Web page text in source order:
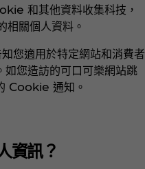
和其他資料收集科技，
相關個人資料。
您適用於特定網站和消費者
您造訪的可口可樂網站跳
Cookie 通知。
資訊？